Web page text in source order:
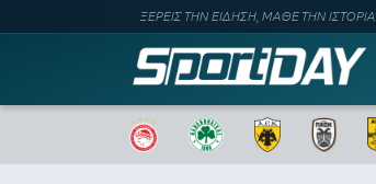
ΞΕΡΕΙΣ ΤΗΝ ΕΙΔΗΣΗ, ΜΑΘΕ ΤΗΝ ΙΣΤΟΡΙΑ